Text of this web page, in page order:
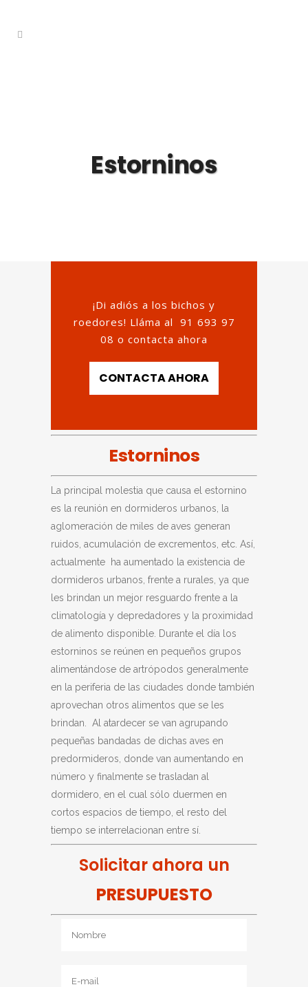
Estorninos
¡Di adiós a los bichos y
roedores! Lláma al 91 693 97
08 o contacta ahora
CONTACTA AHORA
Estorninos
La principal molestia que causa el estornino
es la reunión en dormideros urbanos, la
aglomeración de miles de aves generan
ruidos, acumulación de excrementos, etc. Así,
actualmente ha aumentado la existencia de
dormideros urbanos, frente a rurales, ya que
les brindan un mejor resguardo frente a la
climatología y depredadores y la proximidad
de alimento disponible. Durante el día los
estorninos se reúnen en pequeños grupos
alimentándose de artrópodos generalmente
en la periferia de las ciudades donde también
aprovechan otros alimentos que se les
brindan. Al atardecer se van agrupando
pequeñas bandadas de dichas aves en
predormideros, donde van aumentando en
número y finalmente se trasladan al
dormidero, en el cual sólo duermen en
cortos espacios de tiempo, el resto del
tiempo se interrelacionan entre sí.
Solicitar ahora un
PRESUPUESTO